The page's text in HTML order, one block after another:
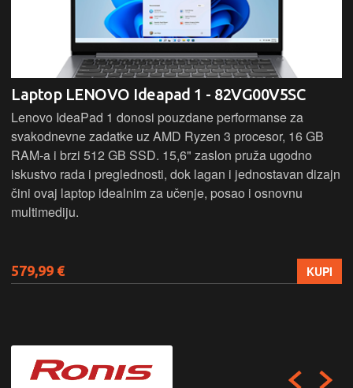
Laptop LENOVO Ideapad 1 - 82VG00V5SC
Lenovo IdeaPad 1 donosi pouzdane performanse za
svakodnevne zadatke uz AMD Ryzen 3 procesor, 16 GB
RAM-a i brzi 512 GB SSD. 15,6" zaslon pruža ugodno
iskustvo rada i preglednosti, dok lagan i jednostavan dizajn
čini ovaj laptop idealnim za učenje, posao i osnovnu
multimediju.
579,99 € KUPI